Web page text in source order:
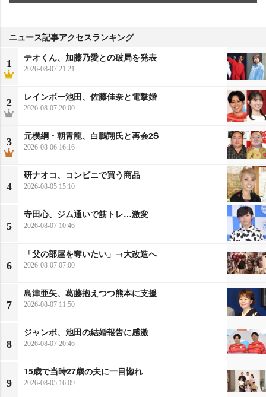
ニュース記事アクセスランキング
1
テオくん、加藤乃愛との破局を発表
2026-08-07 21:21
2
レインボー池田、佐藤佳奈と電撃婚
2026-08-07 20:00
3
元横綱・朝青龍、白鵬翔氏と再会2S
2026-08-06 16:16
4
研ナオコ、コンビニで買う商品
2026-08-05 15:10
5
寺田心、ジム通いで筋トレ…激変
2026-08-07 10:46
6
「父の部屋を奪いたい」→大改造へ
2026-08-07 07:00
7
島津亜矢、葛藤抱えつつ熊本に支援
2026-08-07 11:50
8
ジャンボ、池田の結婚報告に感激
2026-08-07 20:46
9
15歳で当時27歳の夫に一目惚れ
2026-08-05 16:09